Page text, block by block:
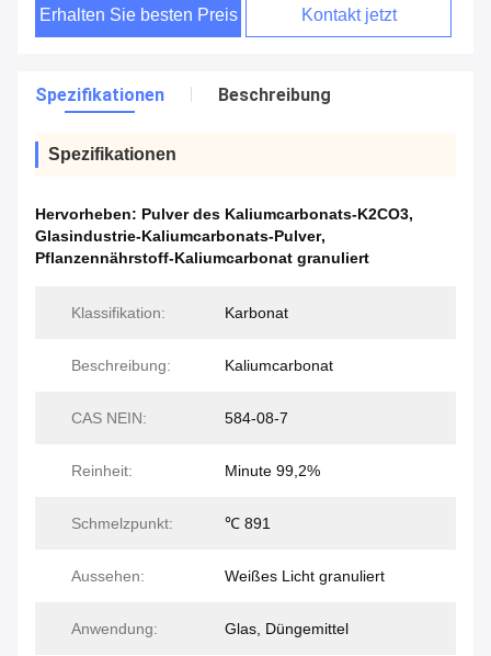
Erhalten Sie besten Preis Kontakt jetzt
Spezifikationen Beschreibung
Spezifikationen
Hervorheben: Pulver des Kaliumcarbonats-K2CO3,
Glasindustrie-Kaliumcarbonats-Pulver,
Pflanzennährstoff-Kaliumcarbonat granuliert
Klassifikation: Karbonat
Beschreibung: Kaliumcarbonat
CAS NEIN: 584-08-7
Reinheit: Minute 99,2%
Schmelzpunkt: ℃ 891
Aussehen: Weißes Licht granuliert
Anwendung: Glas, Düngemittel